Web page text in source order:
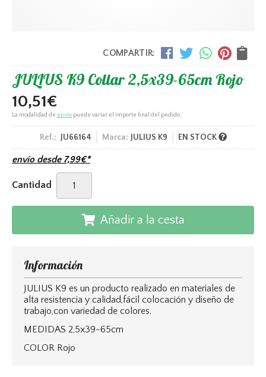
COMPARTIR:
JULIUS K9 Collar 2,5x39-65cm Rojo
10,51€
La modalidad de envío puede variar el importe final del pedido.
Ref.: JU66164 Marca: JULIUS K9 EN STOCK
envío desde 7,99€*
Cantidad
Añadir a la cesta
Información
JULIUS K9 es un producto realizado en materiales de
alta resistencia y calidad,fácil colocación y diseño de
trabajo,con variedad de colores.
MEDIDAS 2,5x39-65cm
COLOR Rojo